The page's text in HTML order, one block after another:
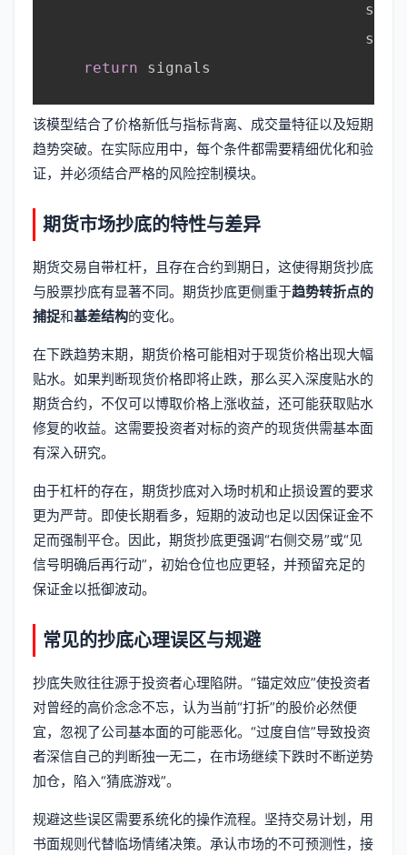
return signals
该模型结合了价格新低与指标背离、成交量特征以及短期
趋势突破。在实际应用中，每个条件都需要精细优化和验
证，并必须结合严格的风险控制模块。
期货市场抄底的特性与差异
期货交易自带杠杆，且存在合约到期日，这使得期货抄底
与股票抄底有显著不同。期货抄底更侧重于趋势转折点的
捕捉和基差结构的变化。
在下跌趋势末期，期货价格可能相对于现货价格出现大幅
贴水。如果判断现货价格即将止跌，那么买入深度贴水的
期货合约，不仅可以博取价格上涨收益，还可能获取贴水
修复的收益。这需要投资者对标的资产的现货供需基本面
有深入研究。
由于杠杆的存在，期货抄底对入场时机和止损设置的要求
更为严苛。即使长期看多，短期的波动也足以因保证金不
足而强制平仓。因此，期货抄底更强调“右侧交易”或“见
信号明确后再行动”，初始仓位也应更轻，并预留充足的
保证金以抵御波动。
常见的抄底心理误区与规避
抄底失败往往源于投资者心理陷阱。“锚定效应”使投资者
对曾经的高价念念不忘，认为当前“打折”的股价必然便
宜，忽视了公司基本面的可能恶化。“过度自信”导致投资
者深信自己的判断独一无二，在市场继续下跌时不断逆势
加仓，陷入“猜底游戏”。
规避这些误区需要系统化的操作流程。坚持交易计划，用
书面规则代替临场情绪决策。承认市场的不可预测性，接